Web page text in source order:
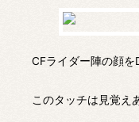
CFライダー陣の顔を
このタッチは見覚え